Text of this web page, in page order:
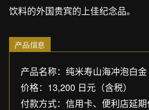
饮料的外国贵宾的上佳纪念品。
产品信息
产品名称：纯米寿山海冲泡白金
价格：13,200 日元（含税）
付款方式：信用卡、便利店延